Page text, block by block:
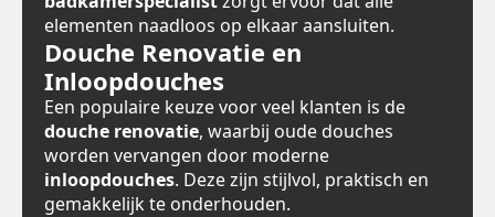
elementen naadloos op elkaar aansluiten.
Douche Renovatie en
Inloopdouches
Een populaire keuze voor veel klanten is de
douche renovatie, waarbij oude douches
worden vervangen door moderne
inloopdouches. Deze zijn stijlvol, praktisch en
gemakkelijk te onderhouden.